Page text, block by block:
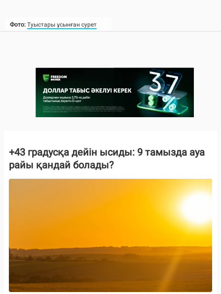
Фото: Туыстары ұсынған сурет